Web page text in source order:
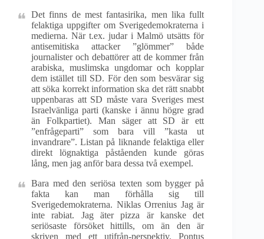
Det finns de mest fantasirika, men lika fullt
felaktiga uppgifter om Sverigedemokraterna i
medierna. När t.ex. judar i Malmö utsätts för
antisemitiska attacker ”glömmer” både
journalister och debattörer att de kommer från
arabiska, muslimska ungdomar och kopplar
dem istället till SD. För den som besvärar sig
att söka korrekt information ska det rätt snabbt
uppenbaras att SD måste vara Sveriges mest
Israelvänliga parti (kanske i ännu högre grad
än Folkpartiet). Man säger att SD är ett
”enfrågeparti” som bara vill ”kasta ut
invandrare”. Listan på liknande felaktiga eller
direkt lögnaktiga påståenden kunde göras
lång, men jag anför bara dessa två exempel.
Bara med den seriösa texten som bygger på
fakta kan man förhålla sig till
Sverigedemokraterna. Niklas Orrenius Jag är
inte rabiat. Jag äter pizza är kanske det
seriösaste försöket hittills, om än den är
skriven med ett utifrån-perspektiv. Pontus